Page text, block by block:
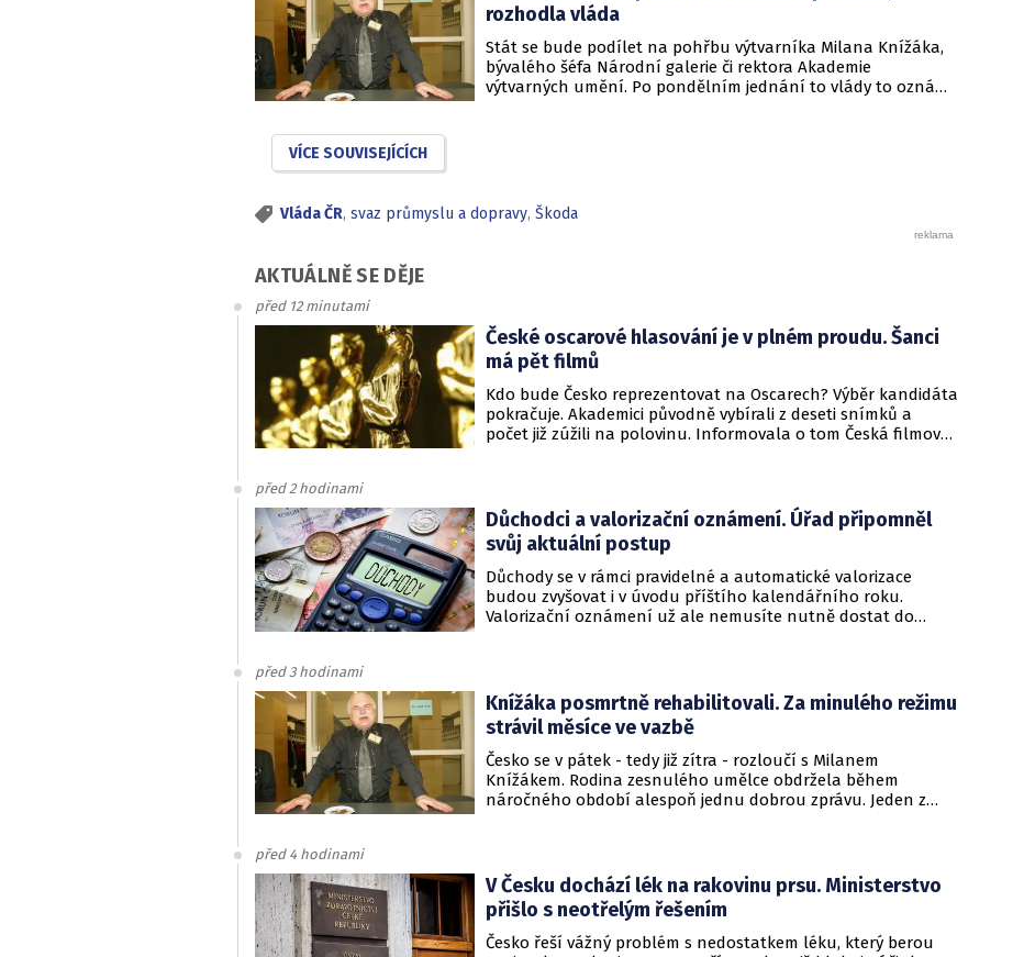
rozhodla vláda
Stát se bude podílet na pohřbu výtvarníka Milana Knížáka,
bývalého šéfa Národní galerie či rektora Akademie
výtvarných umění. Po pondělním jednání to vlády to oznámil
VÍCE SOUVISEJÍCÍCH
Vláda ČR, svaz průmyslu a dopravy, Škoda
AKTUÁLNĚ SE DĚJE
před 12 minutami
České oscarové hlasování je v plném proudu. Šanci
má pět filmů
Kdo bude Česko reprezentovat na Oscarech? Výběr kandidáta
pokračuje. Akademici původně vybírali z deseti snímků a
počet již zúžili na polovinu. Informovala o tom Česká filmová
před 2 hodinami
Důchodci a valorizační oznámení. Úřad připomněl
svůj aktuální postup
Důchody se v rámci pravidelné a automatické valorizace
budou zvyšovat i v úvodu příštího kalendářního roku.
Valorizační oznámení už ale nemusíte nutně dostat do
před 3 hodinami
Knížáka posmrtně rehabilitovali. Za minulého režimu
strávil měsíce ve vazbě
Česko se v pátek - tedy již zítra - rozloučí s Milanem
Knížákem. Rodina zesnulého umělce obdržela během
náročného období alespoň jednu dobrou zprávu. Jeden z
před 4 hodinami
V Česku dochází lék na rakovinu prsu. Ministerstvo
přišlo s neotřelým řešením
Česko řeší vážný problém s nedostatkem léku, který berou